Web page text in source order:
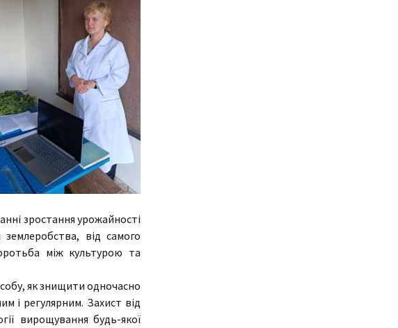
зростання урожайності
землеробства, від самого
між культурою та
як знищити одночасно
і регулярним. Захист від
вирощування будь-якої